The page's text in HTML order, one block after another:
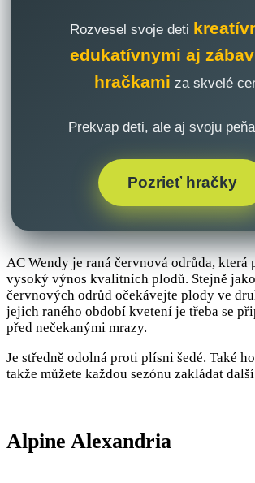
Rozvesel svoje deti
edukatívnymi aj
hračkami za skvelé
Prekvap deti, ale aj svoju
Pozrieť hračky
AC Wendy je raná červnová odrůda, která
vysoký výnos kvalitních plodů. Stejně
červnových odrůd očekávejte plody ve
jejich raného období kvetení je třeba se
před nečekanými mrazy.
Je středně odolná proti plísni šedé. Také
takže můžete každou sezónu zakládat
Alpine Alexandria